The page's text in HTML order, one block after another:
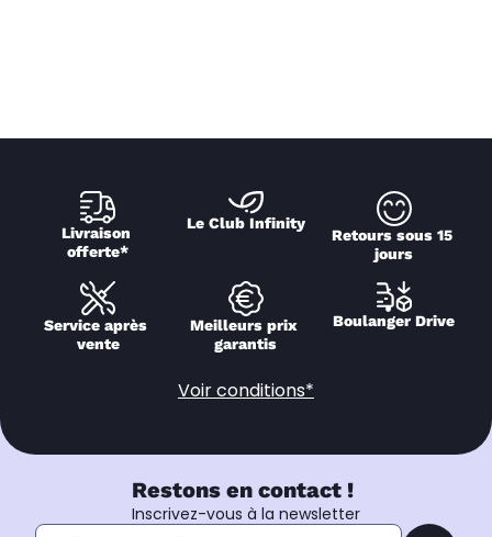
Livraison
offerte*
Le Club Infinity
Retours sous 15
jours
Service après
vente
Meilleurs prix
garantis
Boulanger Drive
Voir conditions*
Restons en contact !
Inscrivez-vous à la newsletter